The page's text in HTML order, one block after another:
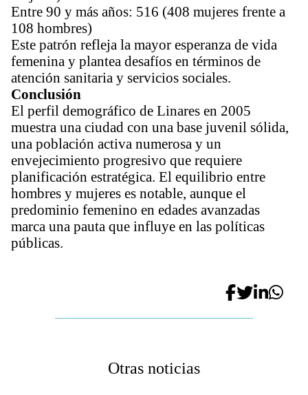
Entre 90 y más años: 516 (408 mujeres frente a
108 hombres)
Este patrón refleja la mayor esperanza de vida
femenina y plantea desafíos en términos de
atención sanitaria y servicios sociales.
Conclusión
El perfil demográfico de Linares en 2005
muestra una ciudad con una base juvenil sólida,
una población activa numerosa y un
envejecimiento progresivo que requiere
planificación estratégica. El equilibrio entre
hombres y mujeres es notable, aunque el
predominio femenino en edades avanzadas
marca una pauta que influye en las políticas
públicas.
Otras noticias